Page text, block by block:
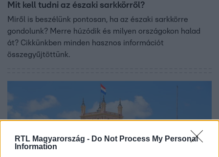
RTL Magyarország - Do Not Process My Personal
Information
Mit kell tudni az északi sarkkörről?
Miről is beszélünk pontosan, ha az északi sarkkörre
gondolunk? Merre húzódik és milyen országokon halad
át? Cikkünkben minden hasznos információt
összegyűjtöttünk.